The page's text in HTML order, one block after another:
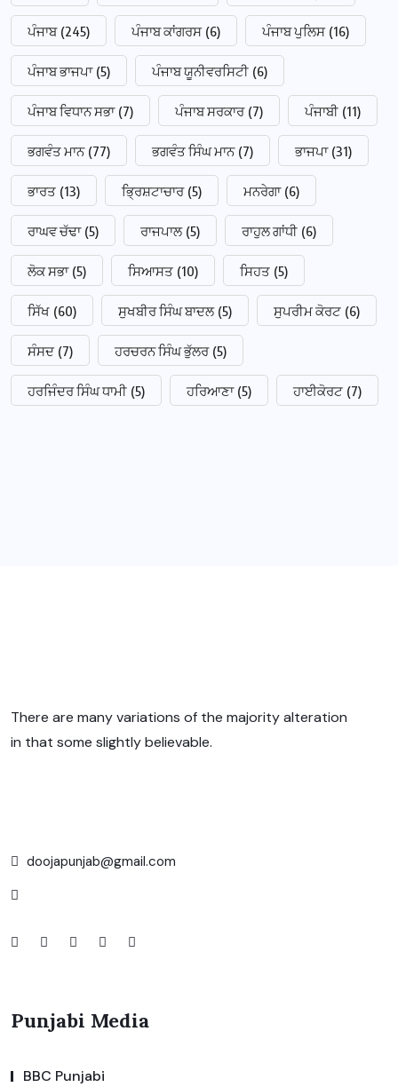
ਪੰਜਾਬ (245) ਪੰਜਾਬ ਕਾਂਗਰਸ (6) ਪੰਜਾਬ ਪੁਲਿਸ (16)
ਪੰਜਾਬ ਭਾਜਪਾ (5) ਪੰਜਾਬ ਯੂਨੀਵਰਸਿਟੀ (6)
ਪੰਜਾਬ ਵਿਧਾਨ ਸਭਾ (7) ਪੰਜਾਬ ਸਰਕਾਰ (7) ਪੰਜਾਬੀ (11)
ਭਗਵੰਤ ਮਾਨ (77) ਭਗਵੰਤ ਸਿੰਘ ਮਾਨ (7) ਭਾਜਪਾ (31)
ਭਾਰਤ (13) ਭ੍ਰਿਸ਼ਟਾਚਾਰ (5) ਮਨਰੇਗਾ (6)
ਰਾਘਵ ਚੱਢਾ (5) ਰਾਜਪਾਲ (5) ਰਾਹੁਲ ਗਾਂਧੀ (6)
ਲੋਕ ਸਭਾ (5) ਸਿਆਸਤ (10) ਸਿਹਤ (5)
ਸਿੱਖ (60) ਸੁਖਬੀਰ ਸਿੰਘ ਬਾਦਲ (5) ਸੁਪਰੀਮ ਕੋਰਟ (6)
ਸੰਸਦ (7) ਹਰਚਰਨ ਸਿੰਘ ਭੁੱਲਰ (5)
ਹਰਜਿੰਦਰ ਸਿੰਘ ਧਾਮੀ (5) ਹਰਿਆਣਾ (5) ਹਾਈਕੋਰਟ (7)
There are many variations of the majority alteration
in that some slightly believable.
doojapunjab@gmail.com
Punjabi Media
BBC Punjabi